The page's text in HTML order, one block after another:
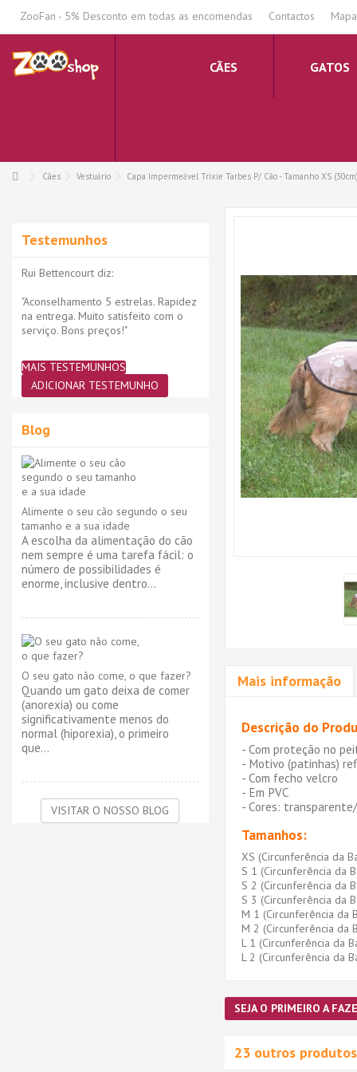
ZooFan - 5% Desconto em todas as encomendas Contactos
CÃES GATOS
Cães Vestuário Capa Impermeável Trixie Tarbes P/ Cão - Tamanho XS
Mais informação
Descrição do
- Com proteção no
- Motivo (patinhas)
- Com fecho velcro
- Em PVC
- Cores:
Tamanhos:
XS (Circunferência da
S 1 (Circunferência da
S 2 (Circunferência da
S 3 (Circunferência da
M 1 (Circunferência da
M 2 (Circunferência da
L 1 (Circunferência da
L 2 (Circunferência da
SEJA O PRIMEIRO A
23 outros
Testemunhos
Rui Bettencourt diz:
"Aconselhamento 5 estrelas. Rapidez
na entrega. Muito satisfeito com o
serviço. Bons preços!"
MAIS TESTEMUNHOS
ADICIONAR TESTEMUNHO
Blog
Alimente o seu cão segundo o seu
tamanho e a sua idade
A escolha da alimentação do cão
nem sempre é uma tarefa fácil: o
número de possibilidades é
enorme, inclusive dentro...
O seu gato não come, o que fazer?
Quando um gato deixa de comer
(anorexia) ou come
significativamente menos do
normal (hiporexia), o primeiro
que...
VISITAR O NOSSO BLOG